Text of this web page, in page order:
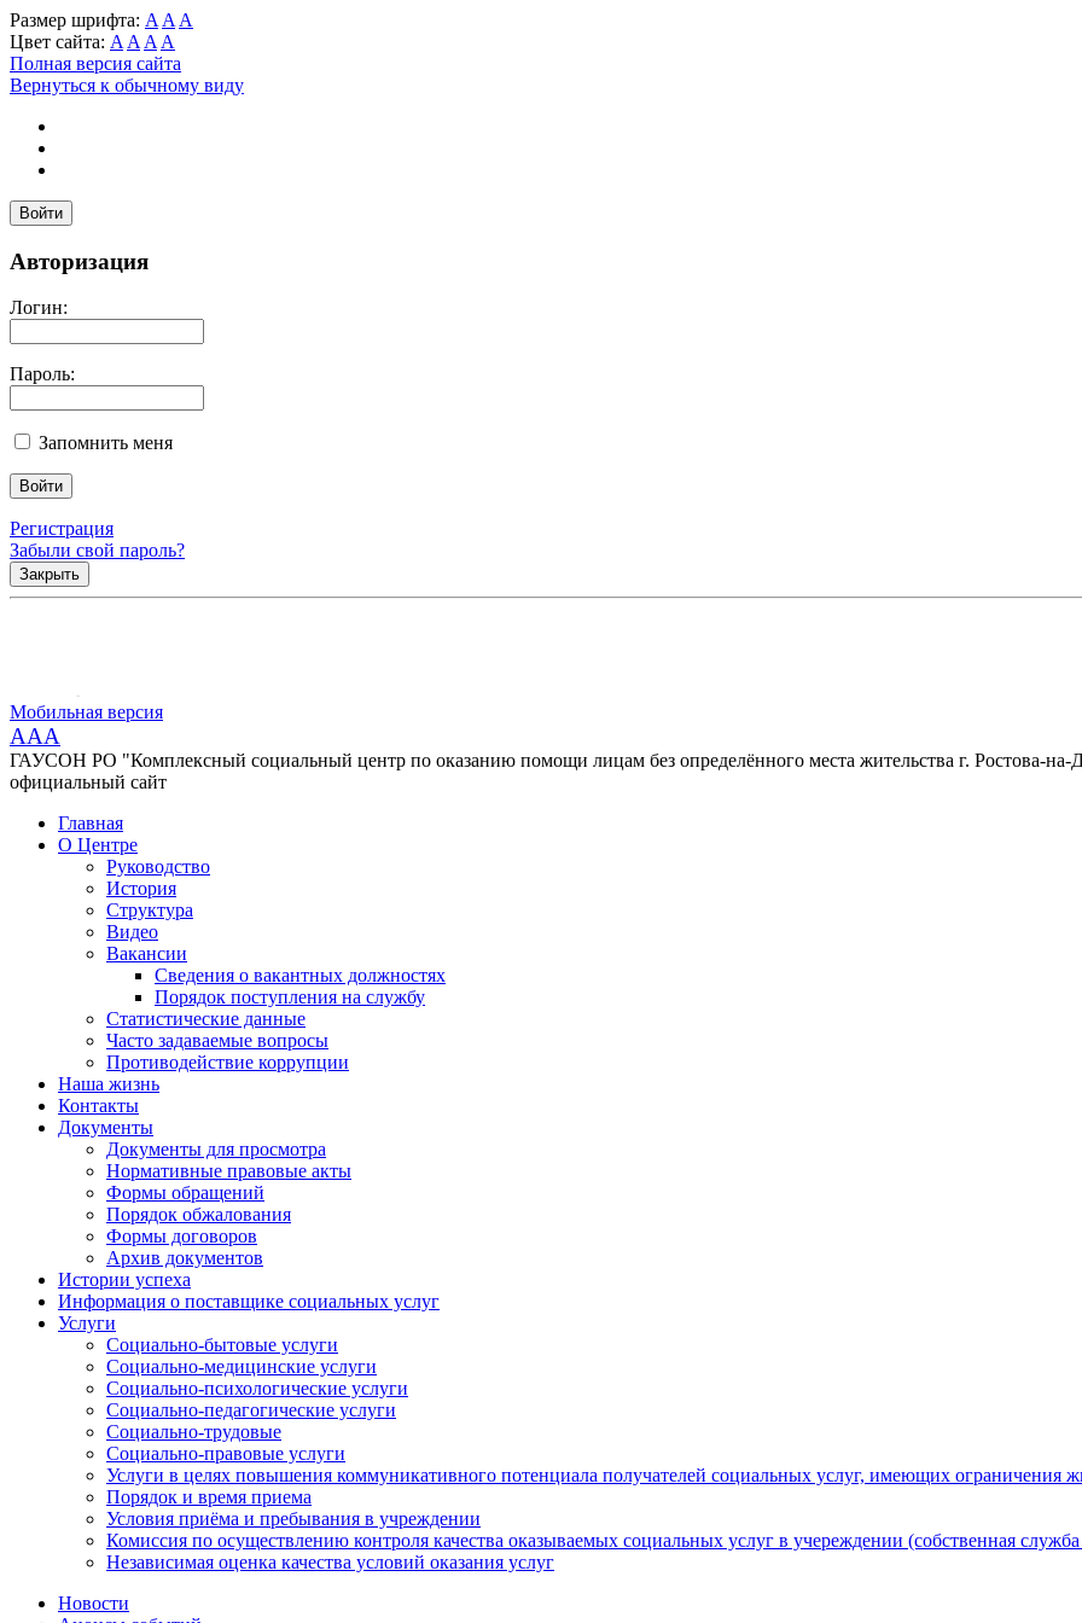
Размер шрифта: A A A
Цвет сайта: A A A A
Полная версия сайта
Вернуться к обычному виду
Войти
Авторизация
Логин:
Пароль:
Запомнить меня
Регистрация
Забыли свой пароль?
Закрыть
Мобильная версия
AAA
ГАУСОН РО "Комплексный социальный центр по оказанию помощи лицам без определённого места жительства г. Ростова-на-
официальный сайт
Главная
О Центре
Руководство
История
Структура
Видео
Вакансии
Сведения о вакантных должностях
Порядок поступления на службу
Статистические данные
Часто задаваемые вопросы
Противодействие коррупции
Наша жизнь
Контакты
Документы
Документы для просмотра
Нормативные правовые акты
Формы обращений
Порядок обжалования
Формы договоров
Архив документов
Истории успеха
Информация о поставщике социальных услуг
Услуги
Социально-бытовые услуги
Социально-медицинские услуги
Социально-психологические услуги
Социально-педагогические услуги
Социально-трудовые
Социально-правовые услуги
Услуги в целях повышения коммуникативного потенциала получателей социальных услуг, имеющих ограничения
Порядок и время приема
Условия приёма и пребывания в учреждении
Комиссия по осуществлению контроля качества оказываемых социальных услуг в учереждении (собственная
Независимая оценка качества условий оказания услуг
Новости